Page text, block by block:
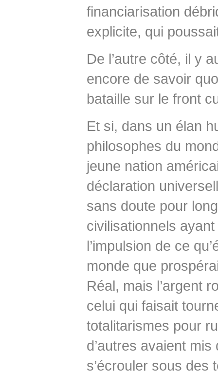
financiarisation
explicite, qui
De l’autre côté, il y
encore de savoir
bataille sur le front
Et si, dans un élan
philosophes du
jeune nation
déclaration
sans doute pour
civilisationnels
l’impulsion de ce
monde que
Réal, mais l’argent
celui qui faisait
totalitarismes pour
d’autres avaient
s’écrouler sous des